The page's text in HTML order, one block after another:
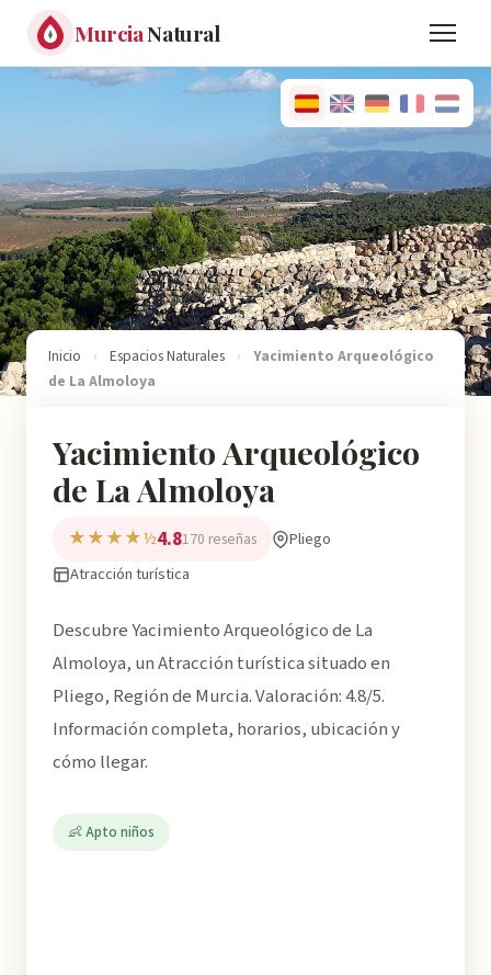
MurciaNatural
Inicio › Espacios Naturales ›
Yacimiento Arqueológico
de La Almoloya
Yacimiento Arqueológico
de La Almoloya
★★★★½4.8170 reseñas
Pliego
Atracción turística
Descubre Yacimiento Arqueológico de La
Almoloya, un Atracción turística situado en
Pliego, Región de Murcia. Valoración: 4.8/5.
Información completa, horarios, ubicación y
cómo llegar.
👶 Apto niños